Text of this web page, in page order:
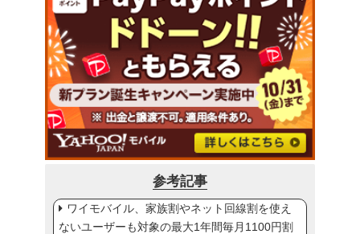
参考記事
ワイモバイル、家族割やネット回線割を使え
ないユーザーも対象の最大1年間毎月1100円割